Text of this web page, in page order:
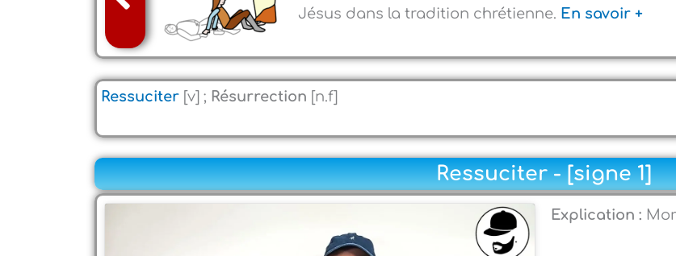
Jésus dans la tradition chrétienne. En savoir +
Ressuciter [v] ; Résurrection [n.f]
Ressuciter - [signe 1]
Explication :